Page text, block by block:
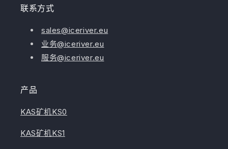
联系方式
sales@iceriver.eu
业务@iceriver.eu
服务@iceriver.eu
产品
KAS矿机KS0
KAS矿机KS1